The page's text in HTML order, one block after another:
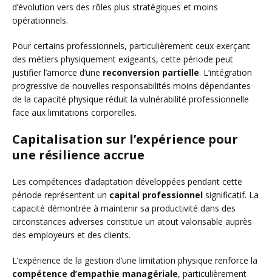
d’évolution vers des rôles plus stratégiques et moins
opérationnels.
Pour certains professionnels, particulièrement ceux exerçant
des métiers physiquement exigeants, cette période peut
justifier l’amorce d’une reconversion partielle. L’intégration
progressive de nouvelles responsabilités moins dépendantes
de la capacité physique réduit la vulnérabilité professionnelle
face aux limitations corporelles.
Capitalisation sur l’expérience pour
une résilience accrue
Les compétences d’adaptation développées pendant cette
période représentent un capital professionnel significatif. La
capacité démontrée à maintenir sa productivité dans des
circonstances adverses constitue un atout valorisable auprès
des employeurs et des clients.
L’expérience de la gestion d’une limitation physique renforce la
compétence d’empathie managériale, particulièrement